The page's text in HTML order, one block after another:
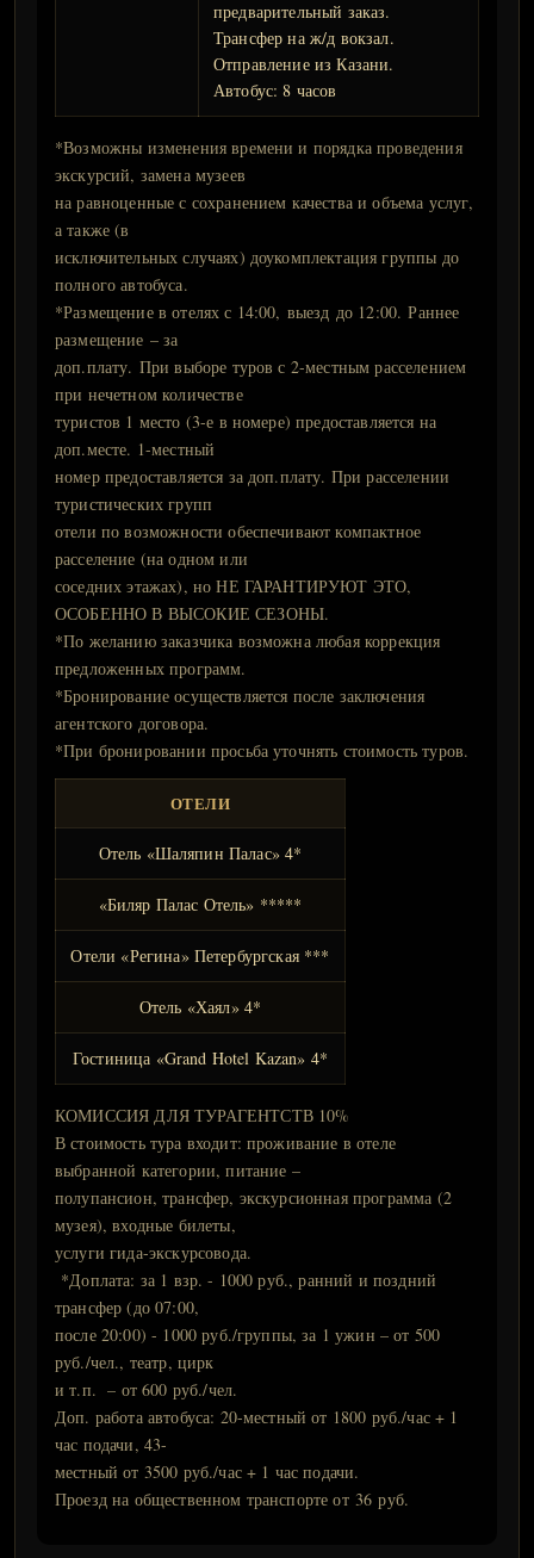
предварительный заказ.
Трансфер на ж/д вокзал.
Отправление из Казани.
Автобус: 8 часов
*Возможны изменения времени и порядка проведения
экскурсий, замена музеев
на равноценные с сохранением качества и объема услуг,
а также (в
исключительных случаях) доукомплектация группы до
полного автобуса.
*Размещение в отелях с 14:00, выезд до 12:00. Раннее
размещение – за
доп.плату. При выборе туров с 2-местным расселением
при нечетном количестве
туристов 1 место (3-е в номере) предоставляется на
доп.месте. 1-местный
номер предоставляется за доп.плату. При расселении
туристических групп
отели по возможности обеспечивают компактное
расселение (на одном или
соседних этажах), но НЕ ГАРАНТИРУЮТ ЭТО,
ОСОБЕННО В ВЫСОКИЕ СЕЗОНЫ.
*По желанию заказчика возможна любая коррекция
предложенных программ.
*Бронирование осуществляется после заключения
агентского договора.
*При бронировании просьба уточнять стоимость туров.
ОТЕЛИ
Отель «Шаляпин Палас» 4*
«Биляр Палас Отель» *****
Отели «Регина» Петербургская ***
Отель «Хаял» 4*
Гостиница «Grand Hotel Kazan» 4*
КОМИССИЯ ДЛЯ ТУРАГЕНТСТВ 10%
В стоимость тура входит: проживание в отеле
выбранной категории, питание –
полупансион, трансфер, экскурсионная программа (2
музея), входные билеты,
услуги гида-экскурсовода.
*Доплата: за 1 взр. - 1000 руб., ранний и поздний
трансфер (до 07:00,
после 20:00) - 1000 руб./группы, за 1 ужин – от 500
руб./чел., театр, цирк
и т.п. – от 600 руб./чел.
Доп. работа автобуса: 20-местный от 1800 руб./час + 1
час подачи, 43-
местный от 3500 руб./час + 1 час подачи.
Проезд на общественном транспорте от 36 руб.